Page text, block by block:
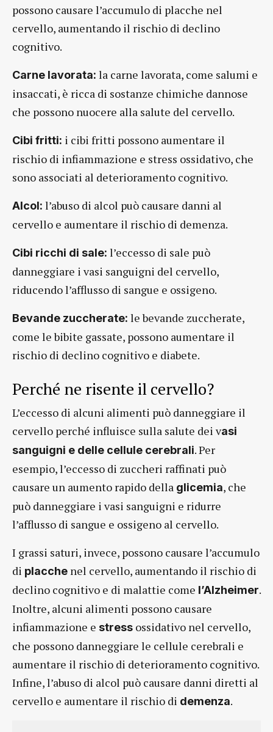
possono causare l’accumulo di placche nel
cervello, aumentando il rischio di declino
cognitivo.
Carne lavorata: la carne lavorata, come salumi e
insaccati, è ricca di sostanze chimiche dannose
che possono nuocere alla salute del cervello.
Cibi fritti: i cibi fritti possono aumentare il
rischio di infiammazione e stress ossidativo, che
sono associati al deterioramento cognitivo.
Alcol: l’abuso di alcol può causare danni al
cervello e aumentare il rischio di demenza.
Cibi ricchi di sale: l’eccesso di sale può
danneggiare i vasi sanguigni del cervello,
riducendo l’afflusso di sangue e ossigeno.
Bevande zuccherate: le bevande zuccherate,
come le bibite gassate, possono aumentare il
rischio di declino cognitivo e diabete.
Perché ne risente il cervello?
L’eccesso di alcuni alimenti può danneggiare il
cervello perché influisce sulla salute dei vasi
sanguigni e delle cellule cerebrali. Per
esempio, l’eccesso di zuccheri raffinati può
causare un aumento rapido della glicemia, che
può danneggiare i vasi sanguigni e ridurre
l’afflusso di sangue e ossigeno al cervello.
I grassi saturi, invece, possono causare l’accumulo
di placche nel cervello, aumentando il rischio di
declino cognitivo e di malattie come l’Alzheimer.
Inoltre, alcuni alimenti possono causare
infiammazione e stress ossidativo nel cervello,
che possono danneggiare le cellule cerebrali e
aumentare il rischio di deterioramento cognitivo.
Infine, l’abuso di alcol può causare danni diretti al
cervello e aumentare il rischio di demenza.